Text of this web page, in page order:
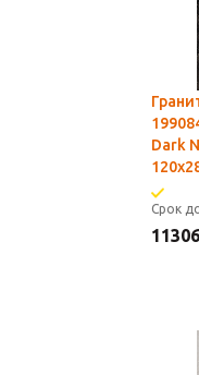
Dark
Срок